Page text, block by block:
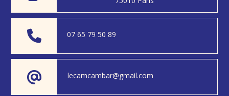
07 65 79 50 89
lecamcambar@gmail.com